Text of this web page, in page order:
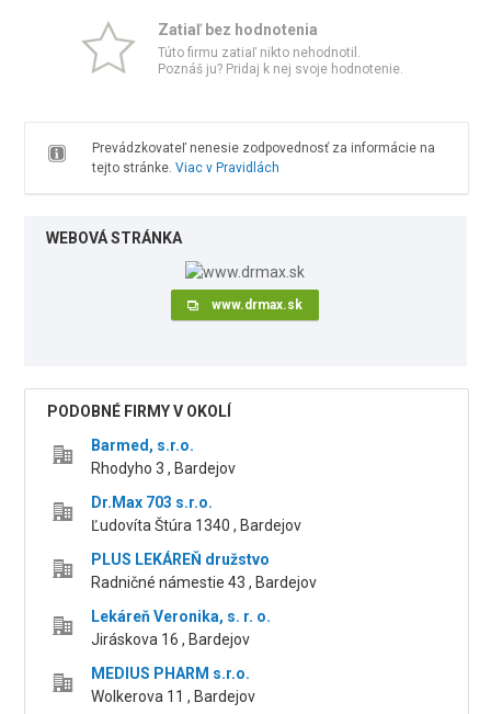
Zatiaľ bez hodnotenia
Túto firmu zatiaľ nikto nehodnotil.
Poznáš ju? Pridaj k nej svoje hodnotenie.
Prevádzkovateľ nenesie zodpovednosť za informácie na
tejto stránke. Viac v Pravidlách
WEBOVÁ STRÁNKA
www.drmax.sk
PODOBNÉ FIRMY V OKOLÍ
Barmed, s.r.o.
Rhodyho 3 , Bardejov
Dr.Max 703 s.r.o.
Ľudovíta Štúra 1340 , Bardejov
PLUS LEKÁREŇ družstvo
Radničné námestie 43 , Bardejov
Lekáreň Veronika, s. r. o.
Jiráskova 16 , Bardejov
MEDIUS PHARM s.r.o.
Wolkerova 11 , Bardejov